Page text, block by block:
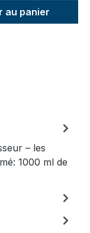
la
au panier
– les
1000 ml de